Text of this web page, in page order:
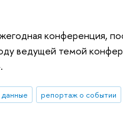
конференция,
ведущей темой
данные репортаж о событии